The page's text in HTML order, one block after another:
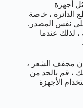
أجهزة
الدائرة ، خاصة
نفس المصدر.
لذلك عندما
مجفف الشعر ،
، قم بالحد من
الأجهزة